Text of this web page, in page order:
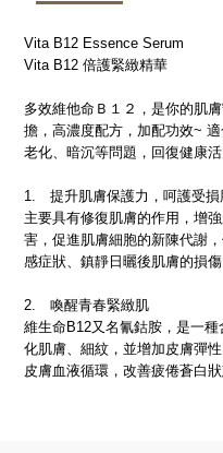
Vita B12 Essence Serum
Vita B12 倍護緊緻精華
多效維他命Ｂ１２，是你的肌
擔，高濃度配方，加配功效~
老化、暗沉等問題，回復健康活
1.
提升肌膚保護力，呵護受損
主要具有修復肌膚的作用，增
害，促進肌膚細胞的新陳代謝
感症狀、鎮靜日曬後肌膚的損
2.
喚醒青春緊緻肌
維生命B12又名氰鈷胺，是一
化肌膚、細紋，並增加皮膚彈
皮膚血液循環，改善疲倦蒼白